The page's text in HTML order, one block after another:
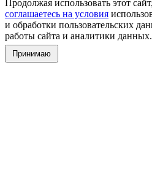
Продолжая использовать этот
соглашаетесь на условия
и обработки пользовательских
работы сайта и аналитики данных.
Принимаю